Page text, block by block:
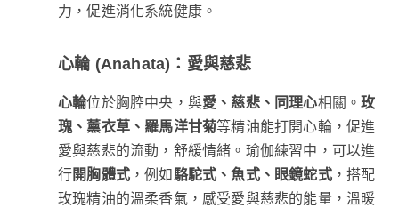
力，促進消化系統健康。
心輪 (Anahata)：愛與慈悲
心輪位於胸腔中央，與愛、慈悲、同理心相關。玫
瑰、薰衣草、羅馬洋甘菊等精油能打開心輪，促進
愛與慈悲的流動，舒緩情緒。瑜伽練習中，可以進
行開胸體式 ，例如駱駝式、魚式、眼鏡蛇式，搭配
玫瑰精油的溫柔香氣，感受愛與慈悲的能量，溫暖